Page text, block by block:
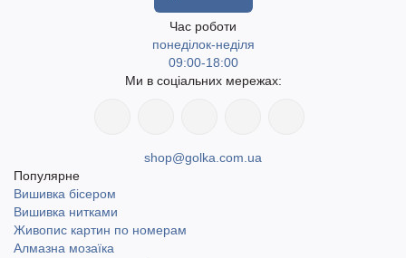
Час роботи
понеділок-неділя
09:00-18:00
Ми в соціальних мережах:
shop@golka.com.ua
Популярне
Вишивка бісером
Вишивка нитками
Живопис картин по номерам
Алмазна мозаїка